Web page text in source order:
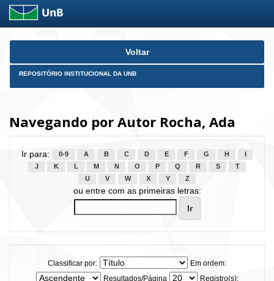
Skip
Voltar
REPOSITÓRIO INSTITUCIONAL DA UNB
Navegando por Autor Rocha, Ada
Ir para: 0-9 A B C D E F G H
J
K L M N O P Q R S
T
U
V W X Y Z
ou entre com as primeiras letras:
Classificar por:
Em ordem:
Resultados/Página
Registro(s):